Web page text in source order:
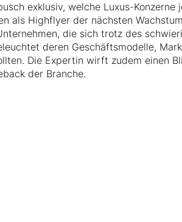
exklusiv, welche Luxus-
als Highflyer der nächsten
die sich trotz des
deren Geschäftsmodelle,
Die Expertin wirft zudem einen
der Branche.